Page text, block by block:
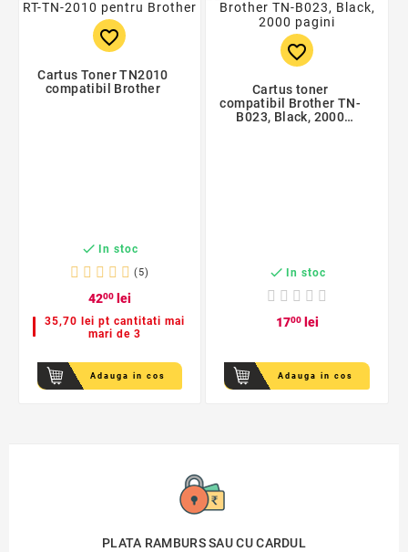
favorite_border
Cartus Toner TN2010
compatibil Brother
 In stoc
(5)
4200lei
35,70 lei pt cantitati mai
mari de 3
Adauga in cos
favorite_border
Cartus toner
compatibil Brother TN-
B023, Black, 2000
 In stoc
1700lei
Adauga in cos
PLATA RAMBURS SAU CU CARDUL